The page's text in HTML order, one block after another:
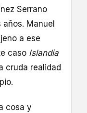
Serrano
Manuel
a ese
caso Islandia
cruda realidad
cosa y